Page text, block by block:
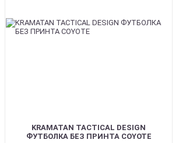
KRAMATAN TACTICAL DESIGN
ФУТБОЛКА БЕЗ ПРИНТА COYOTE